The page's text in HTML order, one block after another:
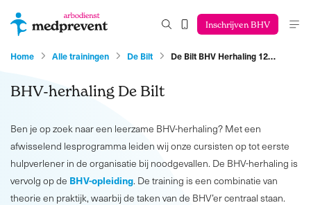
Inschrijven BHV
Home Alle trainingen De Bilt De Bilt BHV Herhaling 12…
BHV-herhaling De Bilt
Ben je op zoek naar een leerzame BHV-herhaling? Met een
afwisselend lesprogramma leiden wij onze cursisten op tot eerste
hulpverlener in de organisatie bij noodgevallen. De BHV-herhaling is
vervolg op de BHV-opleiding. De training is een combinatie van
theorie en praktijk, waarbij de taken van de BHV’er centraal staan.